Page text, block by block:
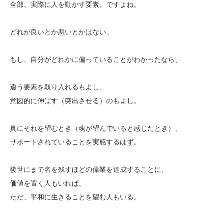
全部、実際に人を動かす要素。ですよね。
どれが良いとか悪いとかはない。
もし、自分がどれかに偏っていることがわかったなら、
違う要素を取り入れるもよし、
意図的に伸ばす（突出させる）のもよし。
真にそれを望むとき（魂が望んでいると感じたとき）、
サポートされていることを実感するはず。
後世にまで名を残すほどの偉業を達成することに、
価値を置く人もいれば、
ただ、平和に生きることを望む人もいる。